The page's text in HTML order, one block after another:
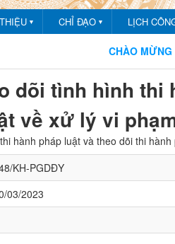
▼ CHỈ ĐẠO ▼ LỊCH
CHÀO MỪNG BẠN
dõi tình hình
về xử lý vi
hành pháp luật và theo dõi thi
KH-PGDĐY
03/2023